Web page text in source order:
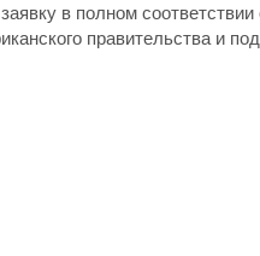
в полном
правительства и